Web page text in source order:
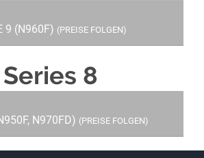
9 (N960F) (PREISE FOLGEN)
Series 8
N970FD) (PREISE FOLGEN)